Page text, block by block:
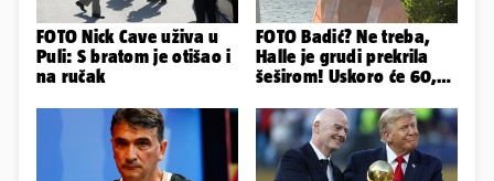
FOTO Nick Cave uživa u
Puli: S bratom je otišao i
na ručak
FOTO Badić? Ne treba,
Halle je grudi prekrila
šeširom! Uskoro će 60,